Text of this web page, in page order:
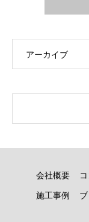
アーカイブ
会社概要
施工事例